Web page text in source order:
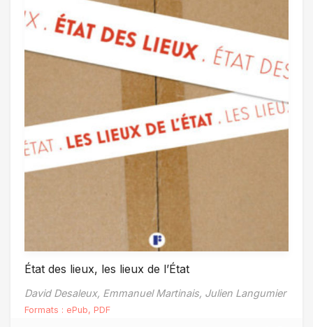
État des lieux, les lieux de l’État
David Desaleux, Emmanuel Martinais, Julien Langumier
Formats : ePub, PDF